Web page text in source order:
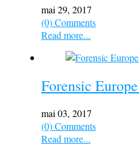
mai 29, 2017
(0) Comments
Read more...
Forensic
mai 03, 2017
(0) Comments
Read more...